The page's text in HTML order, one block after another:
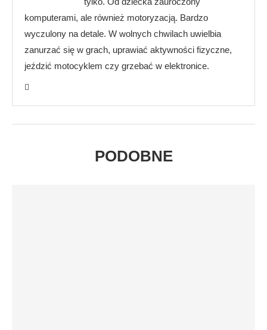
komputerami, ale również motoryzacją. Bardzo
wyczulony na detale. W wolnych chwilach uwielbia
zanurzać się w grach, uprawiać aktywności fizyczne,
jeździć motocyklem czy grzebać w elektronice.
PODOBNE